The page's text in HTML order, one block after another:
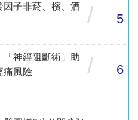
子非菸、檳、酒
/ 5
神經阻斷術」助
痛風險
/ 6